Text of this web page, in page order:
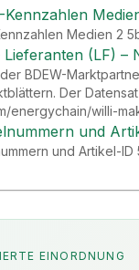
Kennzahlen
Medien 2
(LF) –
BDEW-
Der
energychain/willi-
und
und Artikel-
EINORDNUNG